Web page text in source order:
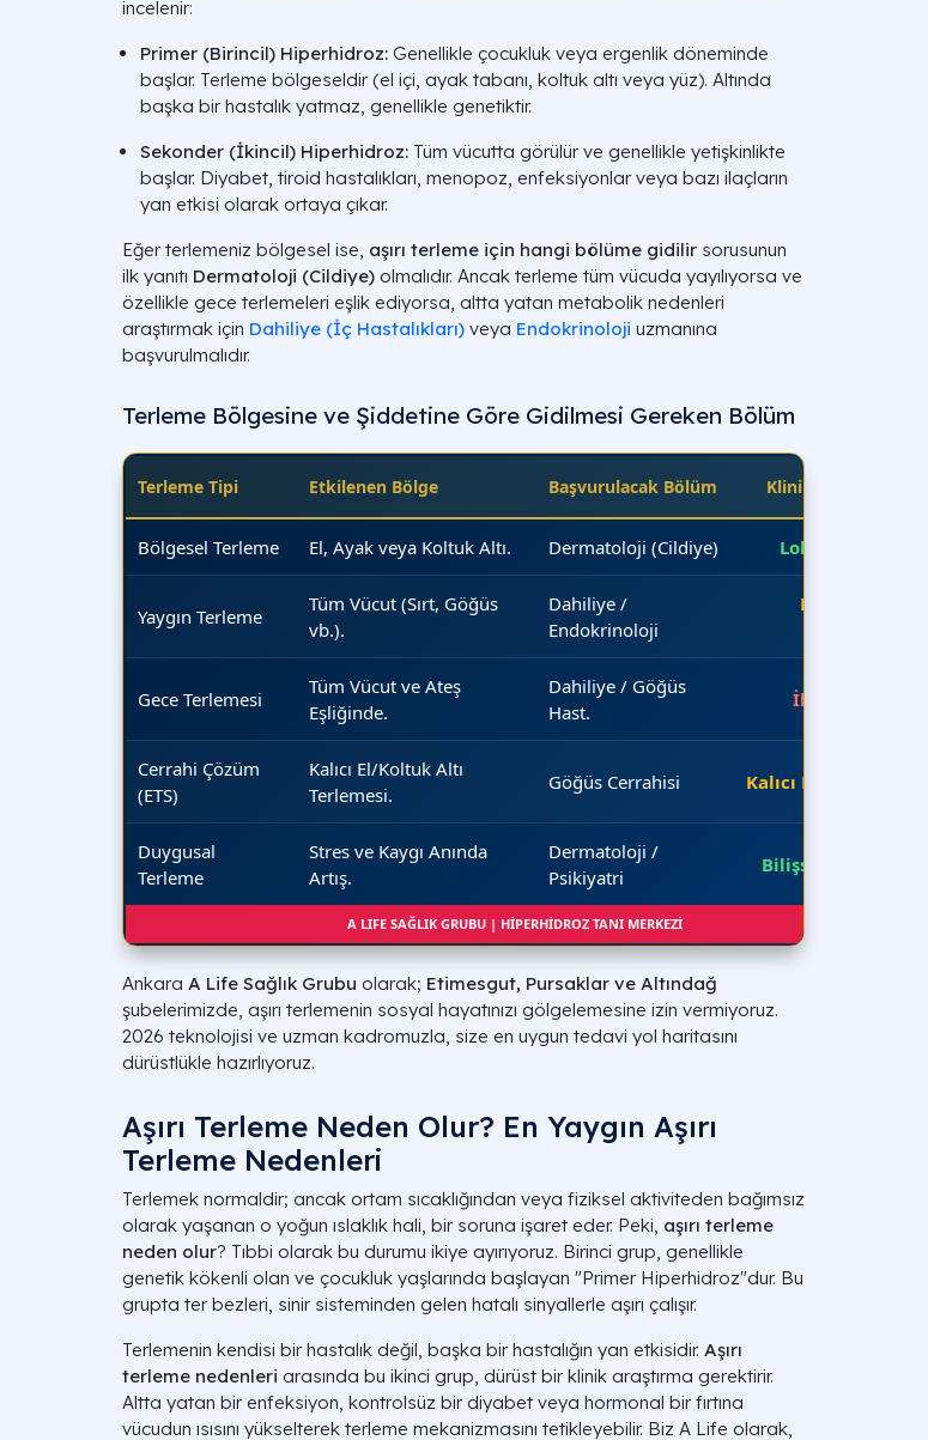
incelenir:
Primer (Birincil) Hiperhidroz: Genellikle çocukluk veya ergenlik döneminde
başlar. Terleme bölgeseldir (el içi, ayak tabanı, koltuk altı veya yüz). Altında
başka bir hastalık yatmaz, genellikle genetiktir.
Sekonder (İkincil) Hiperhidroz: Tüm vücutta görülür ve genellikle yetişkinlikte
başlar. Diyabet, tiroid hastalıkları, menopoz, enfeksiyonlar veya bazı ilaçların
yan etkisi olarak ortaya çıkar.
Eğer terlemeniz bölgesel ise, aşırı terleme için hangi bölüme gidilir sorusunun
ilk yanıtı Dermatoloji (Cildiye) olmalıdır. Ancak terleme tüm vücuda yayılıyorsa ve
özellikle gece terlemeleri eşlik ediyorsa, altta yatan metabolik nedenleri
araştırmak için Dahiliye (İç Hastalıkları) veya Endokrinoloji uzmanına
başvurulmalıdır.
Terleme Bölgesine ve Şiddetine Göre Gidilmesi Gereken Bölüm
Terleme Tipi Etkilenen Bölge Başvurulacak Bölüm Klinik Yaklaşım
Bölgesel Terleme El, Ayak veya Koltuk Altı. Dermatoloji (Cildiye) Lokal Tedavi
Yaygın Terleme
Tüm Vücut (Sırt, Göğüs
vb.).
Dahiliye /
Endokrinoloji
Metabolik
Gece Terlemesi
Tüm Vücut ve Ateş
Eşliğinde.
Dahiliye / Göğüs
Hast.
İleri Tetkik
Cerrahi Çözüm
(ETS)
Kalıcı El/Koltuk Altı
Terlemesi.
Göğüs Cerrahisi Kalıcı Müdahale
Duygusal
Terleme
Stres ve Kaygı Anında
Artış.
Dermatoloji /
Psikiyatri
Bilişsel Destek
A LIFE SAĞLIK GRUBU | HİPERHİDROZ TANI MERKEZİ
Ankara A Life Sağlık Grubu olarak; Etimesgut, Pursaklar ve Altındağ
şubelerimizde, aşırı terlemenin sosyal hayatınızı gölgelemesine izin vermiyoruz.
2026 teknolojisi ve uzman kadromuzla, size en uygun tedavi yol haritasını
dürüstlükle hazırlıyoruz.
Aşırı Terleme Neden Olur? En Yaygın Aşırı
Terleme Nedenleri
Terlemek normaldir; ancak ortam sıcaklığından veya fiziksel aktiviteden bağımsız
olarak yaşanan o yoğun ıslaklık hali, bir soruna işaret eder. Peki, aşırı terleme
neden olur? Tıbbi olarak bu durumu ikiye ayırıyoruz. Birinci grup, genellikle
genetik kökenli olan ve çocukluk yaşlarında başlayan "Primer Hiperhidroz"dur. Bu
grupta ter bezleri, sinir sisteminden gelen hatalı sinyallerle aşırı çalışır.
Terlemenin kendisi bir hastalık değil, başka bir hastalığın yan etkisidir. Aşırı
terleme nedenleri arasında bu ikinci grup, dürüst bir klinik araştırma gerektirir.
Altta yatan bir enfeksiyon, kontrolsüz bir diyabet veya hormonal bir fırtına
vücudun ısısını yükselterek terleme mekanizmasını tetikleyebilir. Biz A Life olarak,